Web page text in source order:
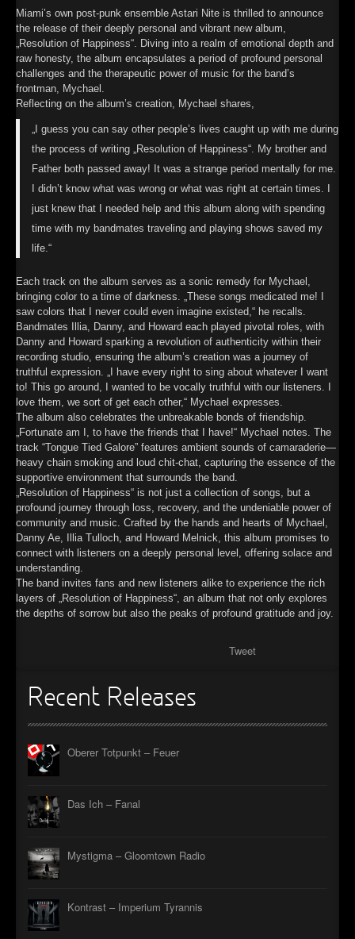
Miami’s own post-punk ensemble Astari Nite is thrilled to announce
the release of their deeply personal and vibrant new album,
„Resolution of Happiness“. Diving into a realm of emotional depth and
raw honesty, the album encapsulates a period of profound personal
challenges and the therapeutic power of music for the band’s
frontman, Mychael.
Reflecting on the album’s creation, Mychael shares,
„I guess you can say other people’s lives caught up with me during
the process of writing „Resolution of Happiness“. My brother and
Father both passed away! It was a strange period mentally for me.
I didn’t know what was wrong or what was right at certain times. I
just knew that I needed help and this album along with spending
time with my bandmates traveling and playing shows saved my
life.“
Each track on the album serves as a sonic remedy for Mychael,
bringing color to a time of darkness. „These songs medicated me! I
saw colors that I never could even imagine existed,“ he recalls.
Bandmates Illia, Danny, and Howard each played pivotal roles, with
Danny and Howard sparking a revolution of authenticity within their
recording studio, ensuring the album’s creation was a journey of
truthful expression. „I have every right to sing about whatever I want
to! This go around, I wanted to be vocally truthful with our listeners. I
love them, we sort of get each other,“ Mychael expresses.
The album also celebrates the unbreakable bonds of friendship.
„Fortunate am I, to have the friends that I have!“ Mychael notes. The
track “Tongue Tied Galore” features ambient sounds of camaraderie—
heavy chain smoking and loud chit-chat, capturing the essence of the
supportive environment that surrounds the band.
„Resolution of Happiness“ is not just a collection of songs, but a
profound journey through loss, recovery, and the undeniable power of
community and music. Crafted by the hands and hearts of Mychael,
Danny Ae, Illia Tulloch, and Howard Melnick, this album promises to
connect with listeners on a deeply personal level, offering solace and
understanding.
The band invites fans and new listeners alike to experience the rich
layers of „Resolution of Happiness“, an album that not only explores
the depths of sorrow but also the peaks of profound gratitude and joy.
Tweet
Recent Releases
Oberer Totpunkt – Feuer
Das Ich – Fanal
Mystigma – Gloomtown Radio
Kontrast – Imperium Tyrannis